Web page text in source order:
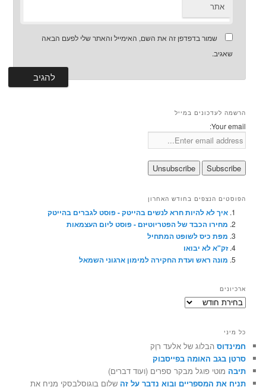
אתר
שמור בדפדפן זה את השם, האימייל והאתר שלי לפעם הבאה
שאגיב.
הרשמה לעדכונים במייל
Your email:
הפוסטים הנצפים בחודש האחרון
איך לא להיות חרא לנשים בהייטק - פוסט לגברים בהייטק
מחירו הכבד של הפטריוטיזם - פוסט ליום העצמאות
מפת כיס לשופט המתחיל
זק"א לא יבואו
מונה ראש ועדת החקירה למימון ארגוני השמאל
ארכיונים
ארכיונים
כל מיני
חמינדוס הבלוג של אלעד רוֶק
סרטן בגב האומה בפייסבוק
תיבה מוטי פוגל מבקר ספרים (ועוד דברים)
תניח את המספריים ובוא נדבר על זה שלום בוגוסלבסקי מניח את